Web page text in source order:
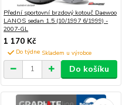
Přední sportovní brzdový kotouč Daewoo
LANOS sedan 1.5 (10/1997 6/1999) -
2007-GL
1 170 Kč
Do týdne
Do košíku